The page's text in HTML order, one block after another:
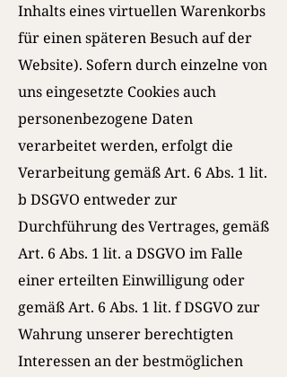
Inhalts eines virtuellen Warenkorbs
für einen späteren Besuch auf der
Website). Sofern durch einzelne von
uns eingesetzte Cookies auch
personenbezogene Daten
verarbeitet werden, erfolgt die
Verarbeitung gemäß Art. 6 Abs. 1 lit.
b DSGVO entweder zur
Durchführung des Vertrages, gemäß
Art. 6 Abs. 1 lit. a DSGVO im Falle
einer erteilten Einwilligung oder
gemäß Art. 6 Abs. 1 lit. f DSGVO zur
Wahrung unserer berechtigten
Interessen an der bestmöglichen